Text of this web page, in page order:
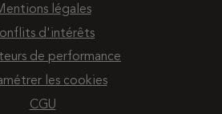
légales
d'intérêts
de performance
les cookies
CGU